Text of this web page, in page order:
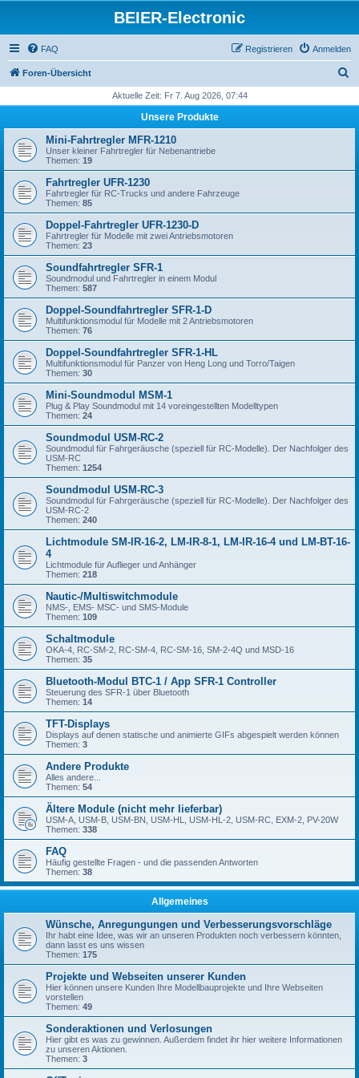
BEIER-Electronic
FAQ Anmelden
Registrieren
Foren-Übersicht
h
Aktuelle Zeit: Fr 7. Aug 2026, 07:44
Unsere Produkte
Mini-Fahrtregler MFR-1210
Unser kleiner Fahrtregler für Nebenantriebe
Themen: 19
Fahrtregler UFR-1230
Fahrtregler für RC-Trucks und andere Fahrzeuge
Themen: 85
Doppel-Fahrtregler UFR-1230-D
Fahrtregler für Modelle mit zwei Antriebsmotoren
Themen: 23
Soundfahrtregler SFR-1
Soundmodul und Fahrtregler in einem Modul
Themen: 587
Doppel-Soundfahrtregler SFR-1-D
Multifunktionsmodul für Modelle mit 2 Antriebsmotoren
Themen: 76
Doppel-Soundfahrtregler SFR-1-HL
Multifunktionsmodul für Panzer von Heng Long und Torro/Taigen
Themen: 30
Mini-Soundmodul MSM-1
Plug & Play Soundmodul mit 14 voreingestellten Modelltypen
Themen: 24
Soundmodul USM-RC-2
Soundmodul für Fahrgeräusche (speziell für RC-Modelle). Der Nachfolger des
USM-RC
Themen: 1254
Soundmodul USM-RC-3
Soundmodul für Fahrgeräusche (speziell für RC-Modelle). Der Nachfolger des
USM-RC-2
Themen: 240
Lichtmodule SM-IR-16-2, LM-IR-8-1, LM-IR-16-4 und LM-BT-16-
4
Lichtmodule für Auflieger und Anhänger
Themen: 218
Nautic-/Multiswitchmodule
NMS-, EMS- MSC- und SMS-Module
Themen: 109
Schaltmodule
OKA-4, RC-SM-2, RC-SM-4, RC-SM-16, SM-2-4Q und MSD-16
Themen: 35
Bluetooth-Modul BTC-1 / App SFR-1 Controller
Steuerung des SFR-1 über Bluetooth
Themen: 14
TFT-Displays
Displays auf denen statische und animierte GIFs abgespielt werden können
Themen: 3
Andere Produkte
Alles andere...
Themen: 54
Ältere Module (nicht mehr lieferbar)
USM-A, USM-B, USM-BN, USM-HL, USM-HL-2, USM-RC, EXM-2, PV-20W
Themen: 338
FAQ
Häufig gestellte Fragen - und die passenden Antworten
Themen: 38
Allgemeines
Wünsche, Anregungungen und Verbesserungsvorschläge
Ihr habt eine Idee, was wir an unseren Produkten noch verbessern könnten,
dann lasst es uns wissen
Themen: 175
Projekte und Webseiten unserer Kunden
Hier können unsere Kunden Ihre Modellbauprojekte und Ihre Webseiten
vorstellen
Themen: 49
Sonderaktionen und Verlosungen
Hier gibt es was zu gewinnen. Außerdem findet ihr hier weitere Informationen
zu unseren Aktionen.
Themen: 3